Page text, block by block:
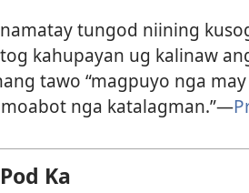
tungod niining
kahupayan ug kalinaw
tawo “magpuyo nga
nga katalagman.”—
Ka